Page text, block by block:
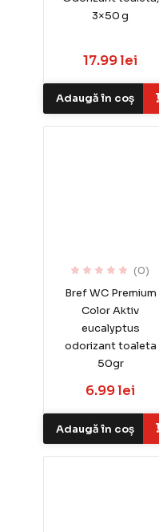
3×50 g
17.99 lei
Adaugă în coș
(0)
Bref WC Premium
Color Aktiv
eucalyptus
odorizant toaleta
50gr
6.99 lei
Adaugă în coș